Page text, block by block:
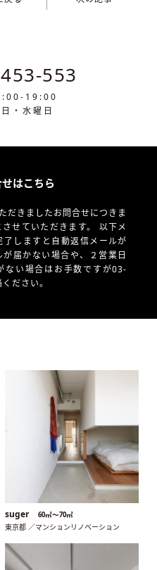
553
19:00
・水曜日
はこちら
だきましたお問合せにつきま
せていただきます。 以下メ
しますと自動返信メールが
届かない場合や、
２営業日
ない場合はお手数ですが03-
ださい。
suger 60㎡〜70㎡
東京都 ／マンションリノベーション